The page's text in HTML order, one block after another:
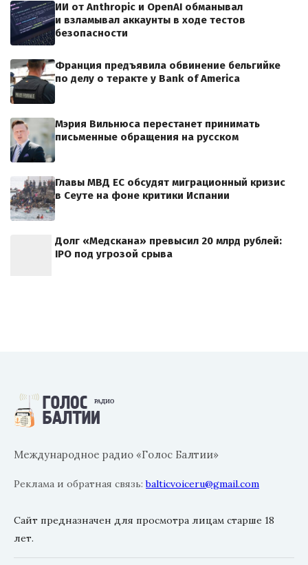
ИИ от Anthropic и OpenAI обманывал
и взламывал аккаунты в ходе тестов
безопасности
Франция предъявила обвинение бельгийке
по делу о теракте у Bank of America
Мэрия Вильнюса перестанет принимать
письменные обращения на русском
Главы МВД ЕС обсудят миграционный кризис
в Сеуте на фоне критики Испании
Долг «Медскана» превысил 20 млрд рублей:
IPO под угрозой срыва
Международное радио «Голос Балтии»
Реклама и обратная связь:balticvoiceru@gmail.com
Сайт предназначен для просмотра лицам старше 18
лет.